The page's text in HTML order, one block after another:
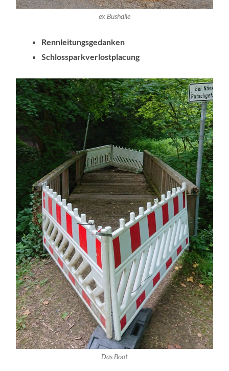
ex Bushalle
Rennleitungsgedanken
Schlossparkverlostplacung
Das Boot